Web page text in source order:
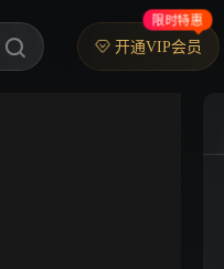
开通VIP会员
限时特惠